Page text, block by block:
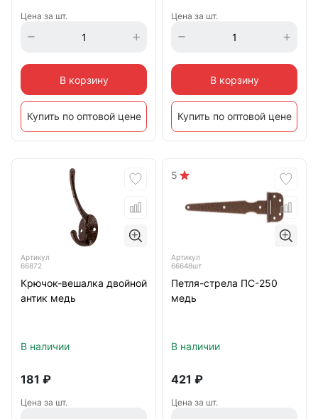
Цена за шт.
В корзину
Купить по оптовой цене
Цена за шт.
В корзину
Купить по оптовой цене
Артикул
66872
Крючок-вешалка двойной
антик медь
В наличии
181 ₽
Цена за шт.
5
Артикул
66648шт
Петля-стрела ПС-250
медь
В наличии
421 ₽
Цена за шт.